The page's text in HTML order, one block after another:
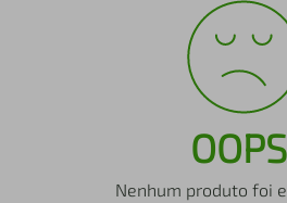
Nenhum produto foi